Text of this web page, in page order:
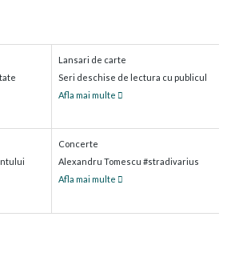
Lansari de carte
Seri deschise de lectura cu publicul
Afla mai multe
Concerte
Alexandru Tomescu #stradivarius
Afla mai multe